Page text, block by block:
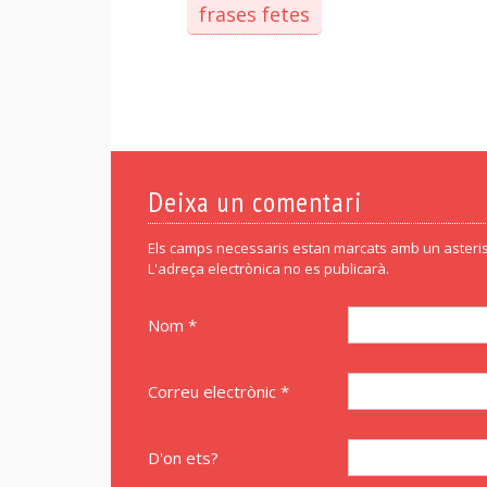
frases fetes
Deixa un comentari
Els camps necessaris estan marcats amb un
L'adreça electrònica no es publicarà.
Nom *
Correu electrònic *
D'on ets?